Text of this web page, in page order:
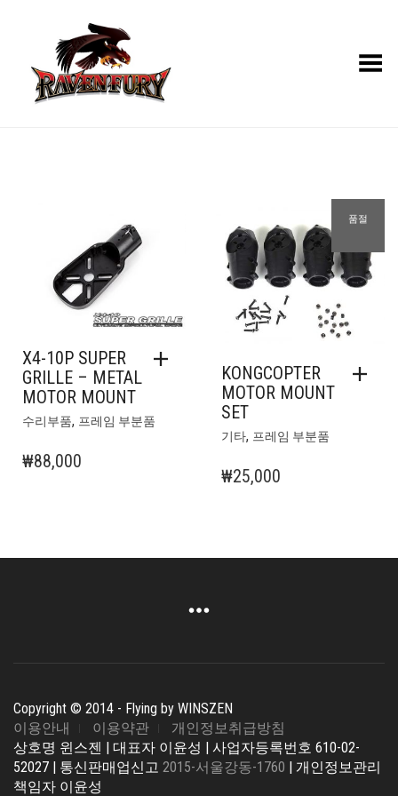
Toggle Menu
X4-10P SUPER
GRILLE – METAL
MOTOR MOUNT
수리부품, 프레임 부분품
₩88,000
품절
KONGCOPTER
MOTOR MOUNT
SET
기타, 프레임 부분품
₩25,000
Copyright © 2014 - Flying by WINSZEN
이용안내
이용약관
개인정보취급방침
상호명 윈스젠 | 대표자 이윤성 | 사업자등록번호 610-02-
52027 | 통신판매업신고 2015-서울강동-1760 | 개인정보관리
책임자 이윤성